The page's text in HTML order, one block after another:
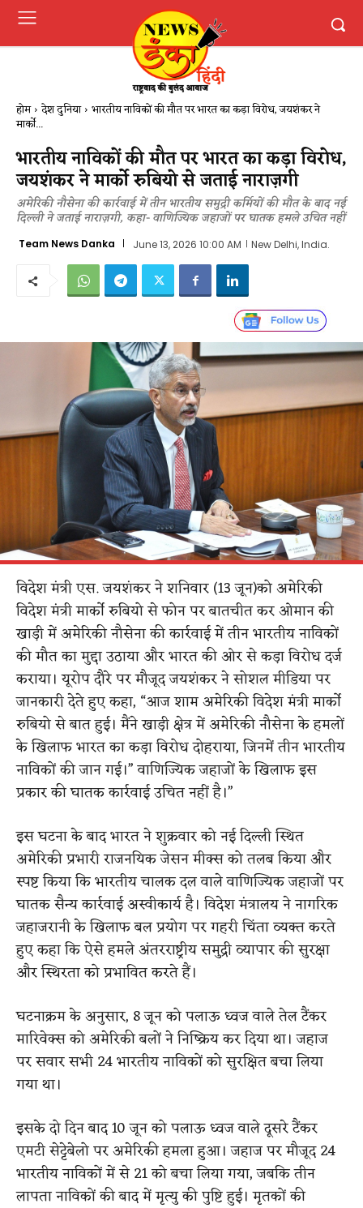
होम देश दुनिया भारतीय नाविकों की मौत पर भारत का कड़ा विरोध, जयशंकर ने
मार्को...
भारतीय नाविकों की मौत पर भारत का कड़ा विरोध,
जयशंकर ने मार्को रुबियो से जताई नाराज़गी
अमेरिकी नौसेना की कार्रवाई में तीन भारतीय समुद्री कर्मियों की मौत के बाद नई
दिल्ली ने जताई नाराज़गी, कहा- वाणिज्यिक जहाजों पर घातक हमले उचित नहीं
Team News Danka June 13, 2026 10:00 AM New Delhi, India.
विदेश मंत्री एस. जयशंकर ने शनिवार (13 जून)को अमेरिकी
विदेश मंत्री मार्को रुबियो से फोन पर बातचीत कर ओमान की
खाड़ी में अमेरिकी नौसेना की कार्रवाई में तीन भारतीय नाविकों
की मौत का मुद्दा उठाया और भारत की ओर से कड़ा विरोध दर्ज
कराया। यूरोप दौरे पर मौजूद जयशंकर ने सोशल मीडिया पर
जानकारी देते हुए कहा, “आज शाम अमेरिकी विदेश मंत्री मार्को
रुबियो से बात हुई। मैंने खाड़ी क्षेत्र में अमेरिकी नौसेना के हमलों
के खिलाफ भारत का कड़ा विरोध दोहराया, जिनमें तीन भारतीय
नाविकों की जान गई।” वाणिज्यिक जहाजों के खिलाफ इस
प्रकार की घातक कार्रवाई उचित नहीं है।”
इस घटना के बाद भारत ने शुक्रवार को नई दिल्ली स्थित
अमेरिकी प्रभारी राजनयिक जेसन मीक्स को तलब किया और
स्पष्ट किया कि भारतीय चालक दल वाले वाणिज्यिक जहाजों पर
घातक सैन्य कार्रवाई अस्वीकार्य है। विदेश मंत्रालय ने नागरिक
जहाजरानी के खिलाफ बल प्रयोग पर गहरी चिंता व्यक्त करते
हुए कहा कि ऐसे हमले अंतरराष्ट्रीय समुद्री व्यापार की सुरक्षा
और स्थिरता को प्रभावित करते हैं।
घटनाक्रम के अनुसार, 8 जून को पलाऊ ध्वज वाले तेल टैंकर
मारिवेक्स को अमेरिकी बलों ने निष्क्रिय कर दिया था। जहाज
पर सवार सभी 24 भारतीय नाविकों को सुरक्षित बचा लिया
गया था।
इसके दो दिन बाद 10 जून को पलाऊ ध्वज वाले दूसरे टैंकर
एमटी सेट्टेबेलो पर अमेरिकी हमला हुआ। जहाज पर मौजूद 24
भारतीय नाविकों में से 21 को बचा लिया गया, जबकि तीन
लापता नाविकों की बाद में मृत्यु की पुष्टि हुई। मृतकों की